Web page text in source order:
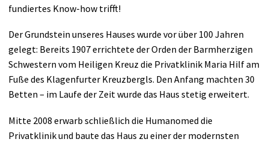
Anästhesie
Innere Medizin
Neurologie
Urologie
fundiertes Know-how trifft!
Der Grundstein unseres Hauses wurde vor über 100 Jahren
gelegt: Bereits 1907 errichtete der Orden der Barmherzigen
Schwestern vom Heiligen Kreuz die Privatklinik Maria Hilf am
Fuße des Klagenfurter Kreuzbergls. Den Anfang machten 30
Betten – im Laufe der Zeit wurde das Haus stetig erweitert.
Mitte 2008 erwarb schließlich die Humanomed die
Privatklinik und baute das Haus zu einer der modernsten